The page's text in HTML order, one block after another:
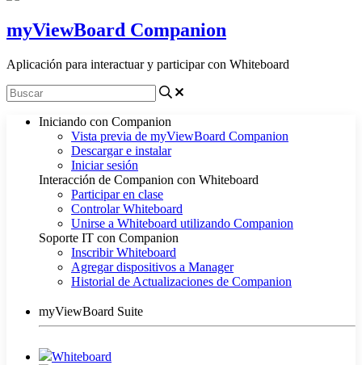
myViewBoard Companion
Aplicación para interactuar y participar con Whiteboard
Iniciando con Companion
Vista previa de myViewBoard Companion
Descargar e instalar
Iniciar sesión
Interacción de Companion con Whiteboard
Participar en clase
Controlar Whiteboard
Unirse a Whiteboard utilizando Companion
Soporte IT con Companion
Inscribir Whiteboard
Agregar dispositivos a Manager
Historial de Actualizaciones de Companion
myViewBoard Suite
Whiteboard